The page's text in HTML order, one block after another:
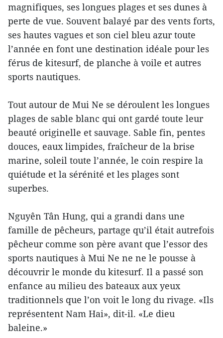
magnifiques, ses longues plages et ses dunes à
perte de vue. Souvent balayé par des vents forts,
ses hautes vagues et son ciel bleu azur toute
l’année en font une destination idéale pour les
férus de kitesurf, de planche à voile et autres
sports nautiques.
Tout autour de Mui Ne se déroulent les longues
plages de sable blanc qui ont gardé toute leur
beauté originelle et sauvage. Sable fin, pentes
douces, eaux limpides, fraîcheur de la brise
marine, soleil toute l’année, le coin respire la
quiétude et la sérénité et les plages sont
superbes.
Nguyên Tân Hung, qui a grandi dans une
famille de pêcheurs, partage qu’il était autrefois
pêcheur comme son père avant que l’essor des
sports nautiques à Mui Ne ne ne le pousse à
découvrir le monde du kitesurf. Il a passé son
enfance au milieu des bateaux aux yeux
traditionnels que l’on voit le long du rivage. «Ils
représentent Nam Hai», dit-il. «Le dieu
baleine.»